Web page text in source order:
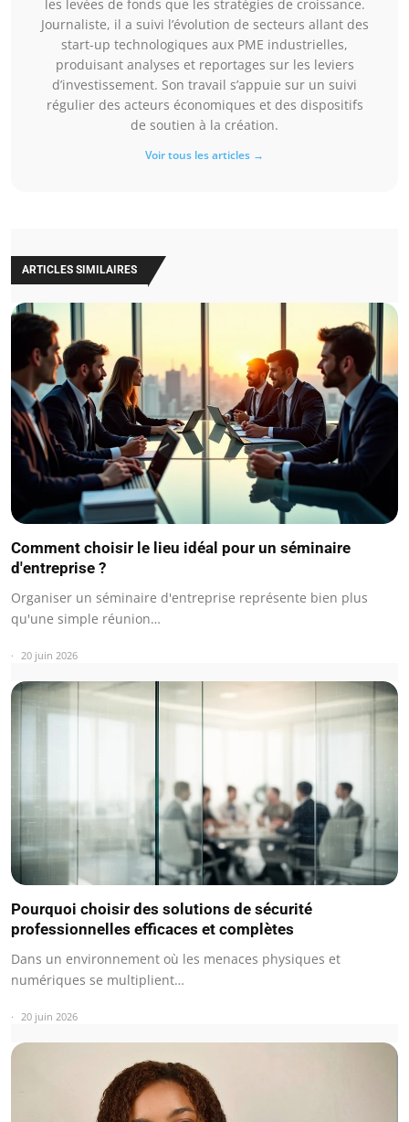
les levées de fonds que les stratégies de croissance.
Journaliste, il a suivi l’évolution de secteurs allant des
start-up technologiques aux PME industrielles,
produisant analyses et reportages sur les leviers
d’investissement. Son travail s’appuie sur un suivi
régulier des acteurs économiques et des dispositifs
de soutien à la création.
Voir tous les articles →
ARTICLES SIMILAIRES
Comment choisir le lieu idéal pour un séminaire
d'entreprise ?
Organiser un séminaire d'entreprise représente bien plus
qu'une simple réunion…
20 juin 2026
Pourquoi choisir des solutions de sécurité
professionnelles efficaces et complètes
Dans un environnement où les menaces physiques et
numériques se multiplient…
20 juin 2026